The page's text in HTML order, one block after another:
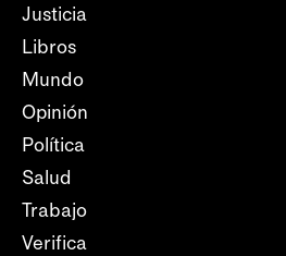
Justicia
Libros
Mundo
Opinión
Política
Salud
Trabajo
Verifica